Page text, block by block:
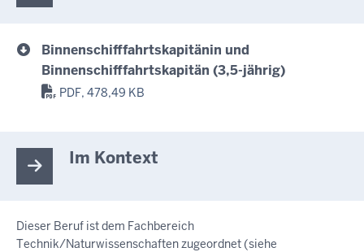
Binnenschifffahrtskapitänin und
Binnenschifffahrtskapitän (3,5-jährig)
PDF, 478,49 KB
Im Kontext
Dieser Beruf ist dem Fachbereich
Technik/Naturwissenschaften zugeordnet (siehe